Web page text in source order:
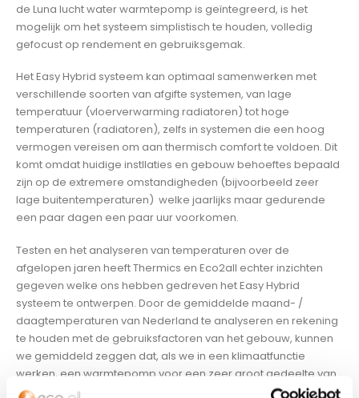
de Luna lucht water warmtepomp is geïntegreerd, is het
mogelijk om het systeem simplistisch te houden, volledig
gefocust op rendement en gebruiksgemak.
Het Easy Hybrid systeem kan optimaal samenwerken met
verschillende soorten van afgifte systemen, van lage
temperatuur (vloerverwarming radiatoren) tot hoge
temperaturen (radiatoren), zelfs in systemen die een hoog
vermogen vereisen om aan thermisch comfort te voldoen. Dit
komt omdat huidige instllaties en gebouw behoeftes bepaald
zijn op de extremere omstandigheden (bijvoorbeeld zeer
lage buitentemperaturen) welke jaarlijks maar gedurende
een paar dagen een paar uur voorkomen.
Testen en het analyseren van temperaturen over de
afgelopen jaren heeft Thermics en Eco2all echter inzichten
gegeven welke ons hebben gedreven het Easy Hybrid
systeem te ontwerpen. Door de gemiddelde maand- /
daagtemperaturen van Nederland te analyseren en rekening
te houden met de gebruiksfactoren van het gebouw, kunnen
we gemiddeld zeggen dat, als we in een klimaatfunctie
werken, een warmtepomp voor een zeer groot gedeelte van
de tijd zeer effectief en efficiënt onze woningen kan